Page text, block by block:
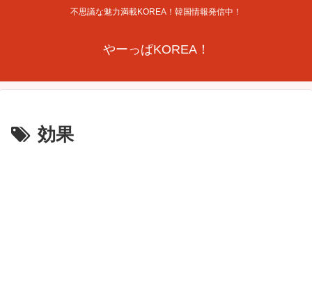
不思議な魅力満載KOREA！韓国情報発信中！
やーっぱKOREA！
効果